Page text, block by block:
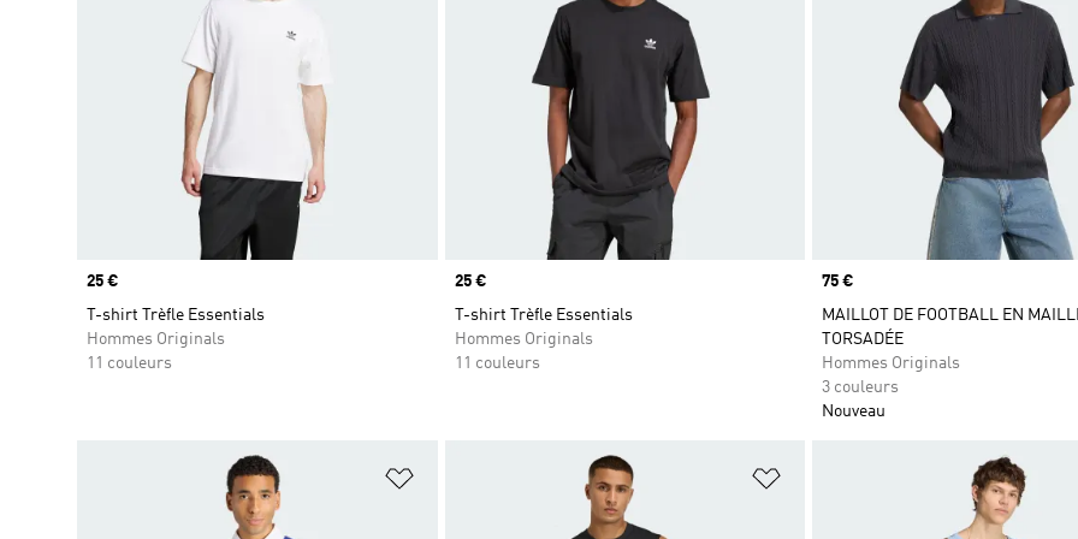
Prix
25 €
T-shirt Trèfle Essentials
Hommes Originals
11 couleurs
Prix
25 €
T-shirt Trèfle Essentials
Hommes Originals
11 couleurs
Prix
75 €
MAILLOT DE FOOTBALL EN
TORSADÉE
Hommes Originals
3 couleurs
Nouveau
Ajouter à la Liste de produits favoris Ajouter à la Liste de produits